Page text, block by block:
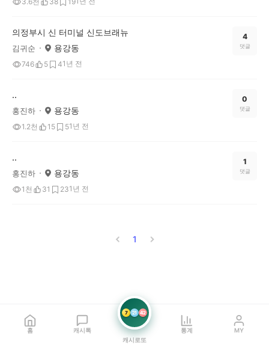
의정부시 신 터미널 신도브래뉴
김귀순 용강동
746 5 41년 전
4
댓글
..
홍진하 용강동
1.2천 15 51년 전
0
댓글
..
홍진하 용강동
1천 31 231년 전
1
댓글
1
홈 캐시톡
7 21 42
캐시로또
통계 MY